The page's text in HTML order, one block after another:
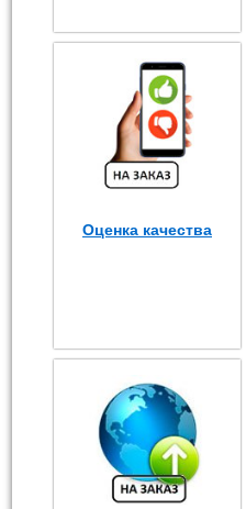
Оценка качества